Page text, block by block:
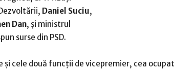
Daniel Suciu,
Dan, şi ministrul
surse din PSD.
cele două funcţii de vicepremier, cea